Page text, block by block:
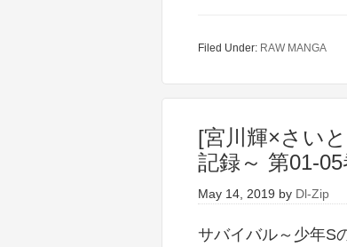
Filed Under: RAW MANGA
[宮川輝×さい
記録～ 第01-05
May 14, 2019 by Dl-Zip
サバイバル～少年S